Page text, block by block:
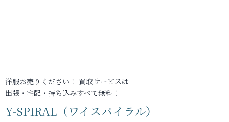
洋服お売りください！ 買取サービスは
出張・宅配・持ち込みすべて無料！
Y-SPIRAL（ワイスパイラル）